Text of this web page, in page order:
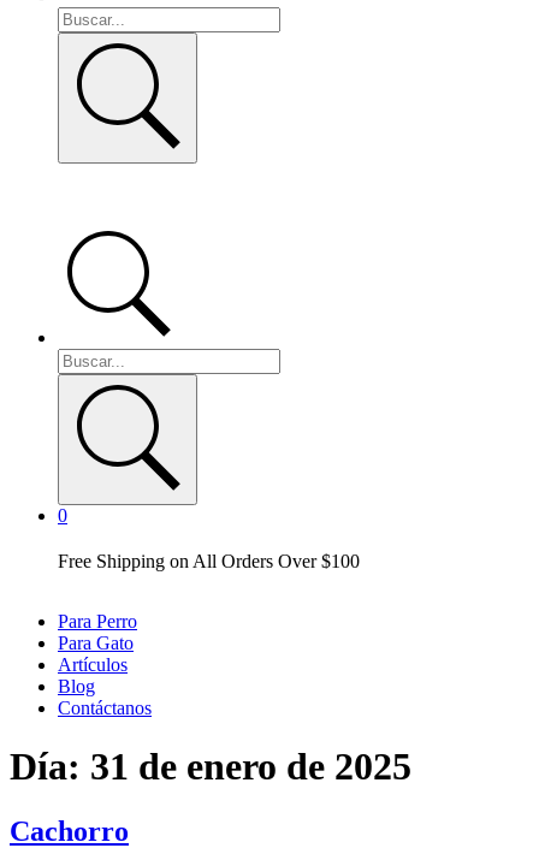
0
Free Shipping on All Orders Over $100
Para Perro
Para Gato
Artículos
Blog
Contáctanos
Día: 31 de enero de 2025
Cachorro